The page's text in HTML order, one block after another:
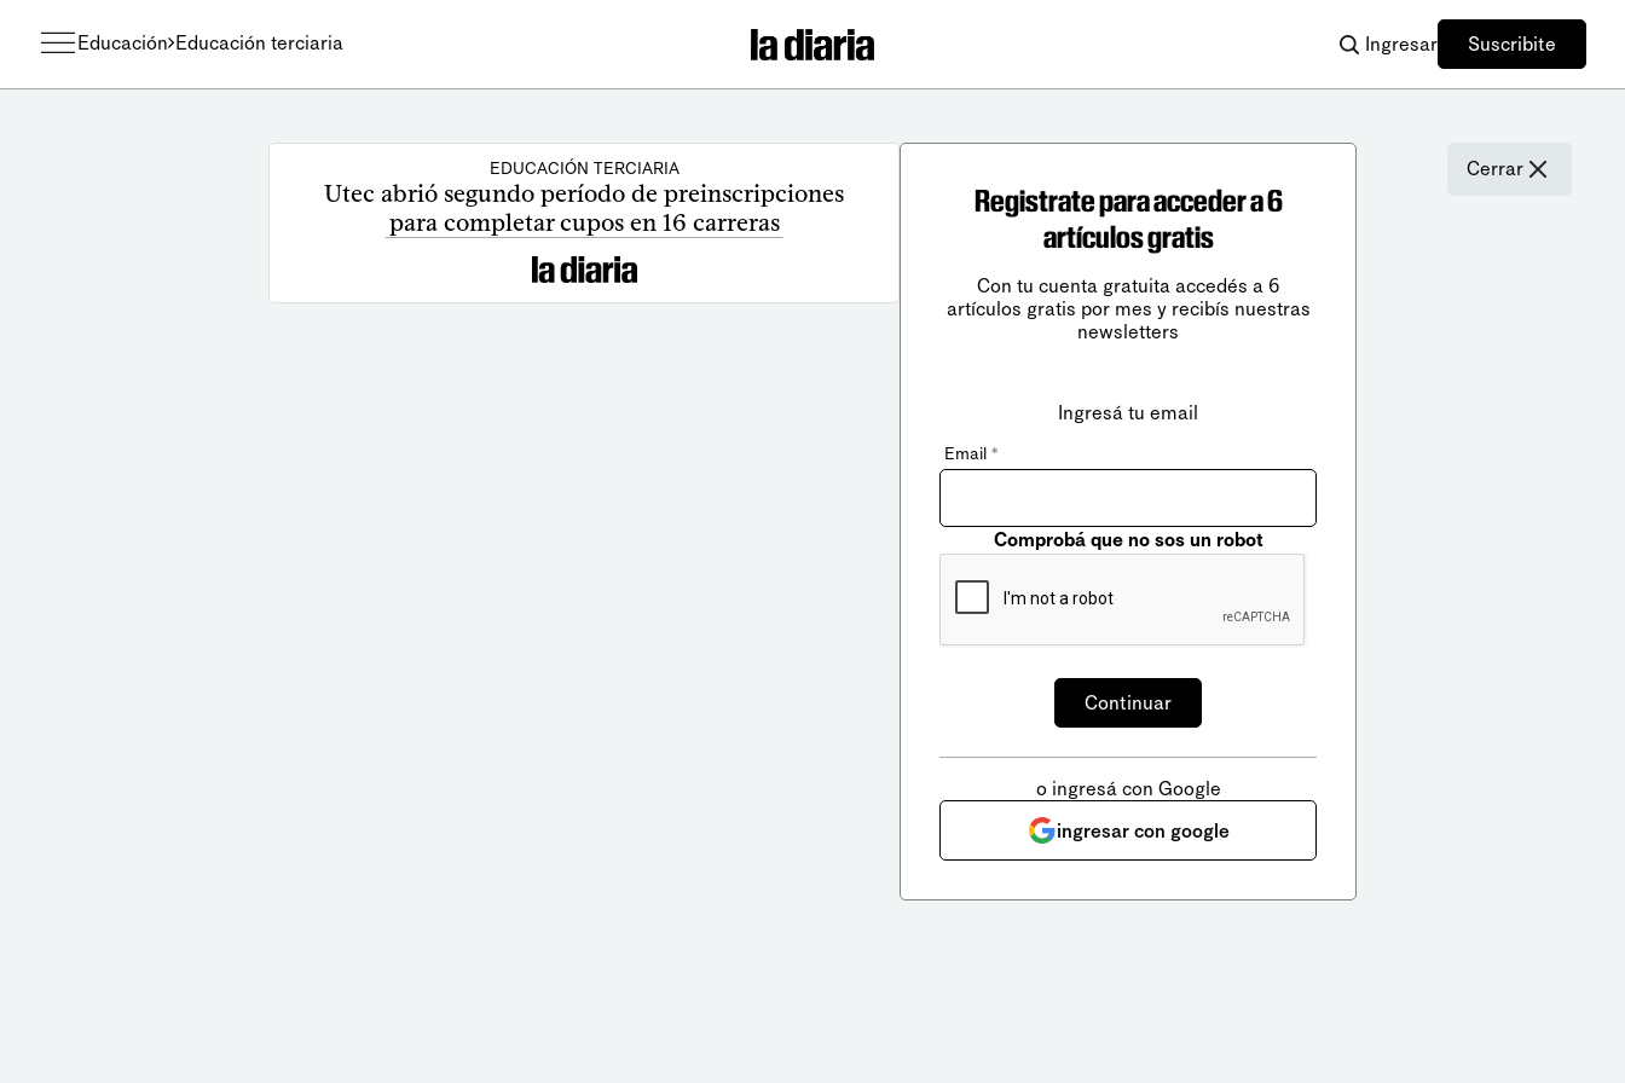
Educación Educación terciaria Ingresar Suscribite
EDUCACIÓN TERCIARIA
Utec abrió segundo período de preinscripciones
para completar cupos en 16 carreras
Cerrar
Registrate para acceder a 6
artículos gratis
Con tu cuenta gratuita accedés a 6
artículos gratis por mes y recibís nuestras
newsletters
Ingresá tu email
Email *
Comprobá que no sos un robot
o ingresá con Google
ingresar con google